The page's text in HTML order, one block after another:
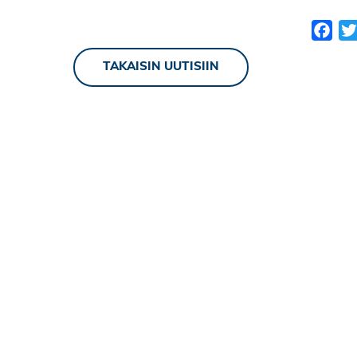
TAKAISIN UUTISIIN